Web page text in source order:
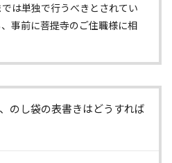
は単独で行うべきとされてい
事前に菩提寺のご住職様に相
のし袋の表書きはどうすれば